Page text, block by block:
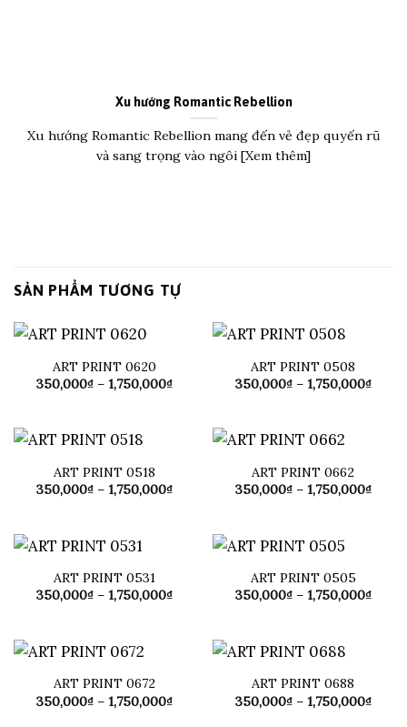
Xu hướng Romantic Rebellion
Xu hướng Romantic Rebellion mang đến vẻ đẹp quyến rũ
và sang trọng vào ngôi [Xem thêm]
SẢN PHẨM TƯƠNG TỰ
ART PRINT 0620
350,000₫ – 1,750,000₫Khoảng
1,750,000₫
ART PRINT 0508
350,000₫ – 1,750,000₫
ART PRINT 0518
350,000₫ – 1,750,000₫Khoảng
1,750,000₫
ART PRINT 0662
350,000₫ – 1,750,000₫
ART PRINT 0531
350,000₫ – 1,750,000₫Khoảng
1,750,000₫
ART PRINT 0505
350,000₫ – 1,750,000₫
ART PRINT 0672
350,000₫ – 1,750,000₫Khoảng
ART PRINT 0688
350,000₫ – 1,750,000₫